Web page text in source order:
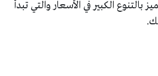
بالتنوع الكبير في الأسعار والتي تبدأ